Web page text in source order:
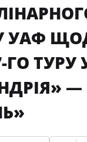
УАФ
ГО ТУРУ
—